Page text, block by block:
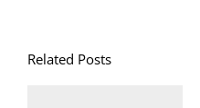
Related Posts